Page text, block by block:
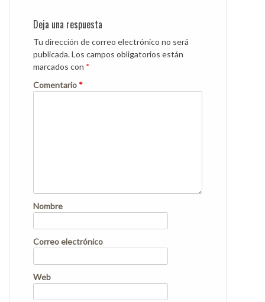
Deja una respuesta
Tu dirección de correo electrónico no será
publicada.Los campos obligatorios están
marcados con *
Comentario *
Nombre
Correo electrónico
Web